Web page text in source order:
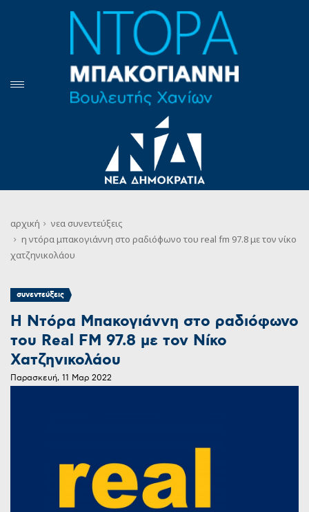
αρχική νεα συνεντεύξεις
η ντόρα μπακογιάννη στο ραδιόφωνο του real fm 97.8 με τον νίκο
χατζηνικολάου
συνεντεύξεις
Η Ντόρα Μπακογιάννη στο ραδιόφωνο
του Real FM 97.8 με τον Νίκο
Χατζηνικολάου
Παρασκευή, 11 Μαρ 2022